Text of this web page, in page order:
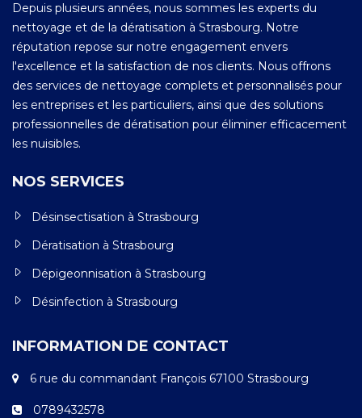
Depuis plusieurs années, nous sommes les experts du
nettoyage et de la dératisation à Strasbourg. Notre
réputation repose sur notre engagement envers
l'excellence et la satisfaction de nos clients. Nous offrons
des services de nettoyage complets et personnalisés pour
les entreprises et les particuliers, ainsi que des solutions
professionnelles de dératisation pour éliminer efficacement
les nuisibles.
NOS SERVICES
Désinsectisation à Strasbourg
Dératisation à Strasbourg
Dépigeonnisation à Strasbourg
Désinfection à Strasbourg
INFORMATION DE CONTACT
6 rue du commandant François 67100 Strasbourg
0789432578